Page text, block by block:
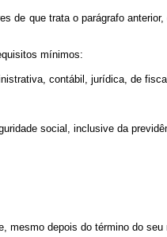
de que trata o parágrafo
mínimos:
contábil, jurídica, de
social, inclusive da
depois do término do seu